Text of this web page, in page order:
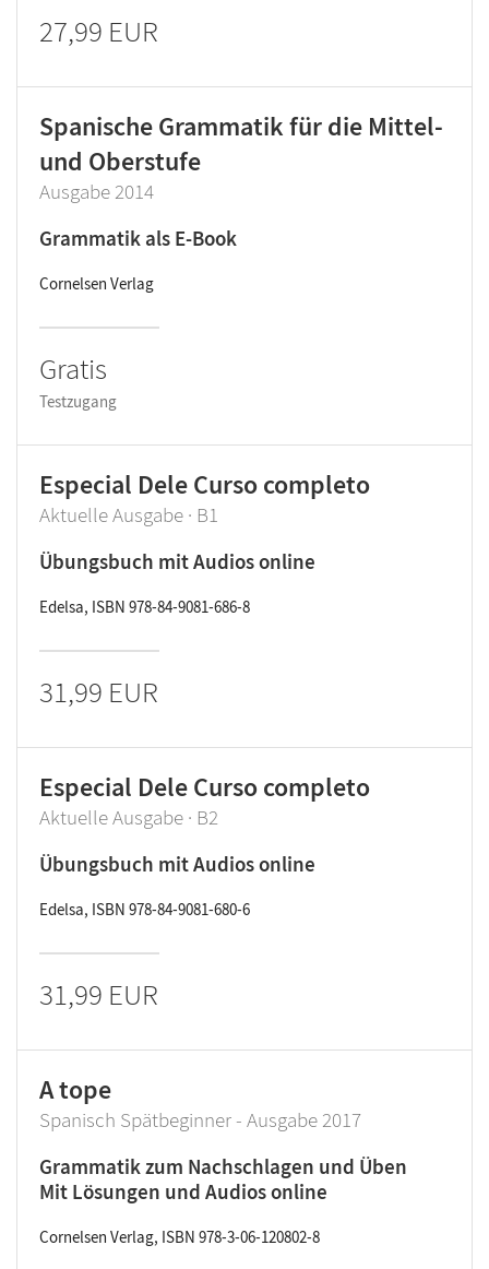
27,99 EUR
Spanische Grammatik für die Mittel-
und Oberstufe
Ausgabe 2014
Grammatik als E-Book
Cornelsen Verlag
Gratis
Testzugang
Especial Dele Curso completo
Aktuelle Ausgabe · B1
Übungsbuch mit Audios online
Edelsa, ISBN 978-84-9081-686-8
31,99 EUR
Especial Dele Curso completo
Aktuelle Ausgabe · B2
Übungsbuch mit Audios online
Edelsa, ISBN 978-84-9081-680-6
31,99 EUR
A tope
Spanisch Spätbeginner - Ausgabe 2017
Grammatik zum Nachschlagen und Üben
Mit Lösungen und Audios online
Cornelsen Verlag, ISBN 978-3-06-120802-8